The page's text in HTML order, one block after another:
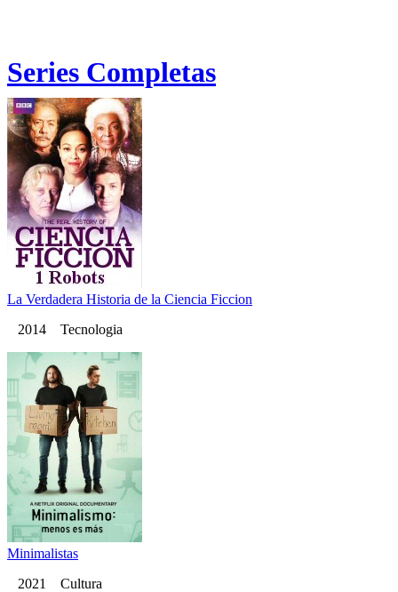
Series Completas
La Verdadera Historia de la Ciencia Ficcion
2014 Tecnologia
Minimalistas
2021 Cultura